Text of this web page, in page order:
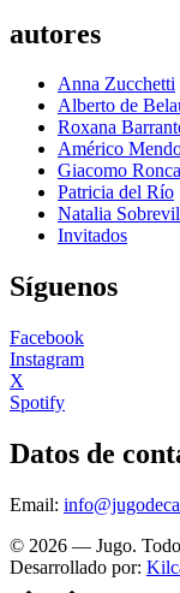
autores
Anna Zucchetti
Alberto de
Roxana
Américo
Giacomo
Patricia del Río
Natalia
Invitados
Síguenos
Facebook
Instagram
X
Spotify
Datos de
Email:
© 2026 — Jugo.
Desarrollado por: